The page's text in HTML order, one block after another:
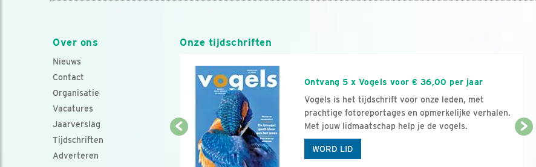
Over ons
Nieuws
Contact
Organisatie
Vacatures
Jaarverslag
Tijdschriften
Adverteren
Onze tijdschriften
Ontvang 5 x Vogels voor € 36,00 per jaar
Vogels is het tijdschrift voor onze leden, met
prachtige fotoreportages en opmerkelijke verhalen.
Met jouw lidmaatschap help je de vogels.
WORD LID